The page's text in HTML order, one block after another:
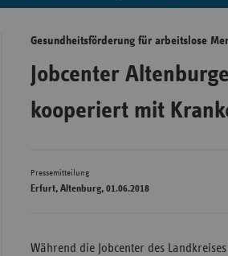
Gesundheitsförderung für arbeitslose
Jobcenter
kooperiert mit
Pressemitteilung
Erfurt, Altenburg, 01.06.2018
Während die Jobcenter des